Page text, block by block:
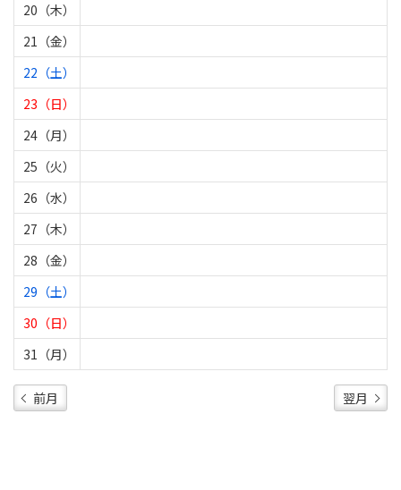
20（木）
21（金）
22（土）
23（日）
24（月）
25（火）
26（水）
27（木）
28（金）
29（土）
30（日）
31（月）
前月 翌月